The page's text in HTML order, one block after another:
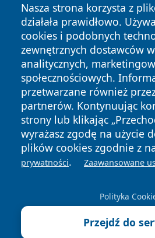
Nasza strona korzysta z
działała prawidłowo.
cookies i podobnych
zewnętrznych dostawców
analitycznych,
społecznościowych.
przetwarzane również
partnerów. Kontynuując
strony lub klikając
wyrażasz zgodę na użycie
plików cookies zgodnie z
prywatności. Zaawansowane
Polityka
Przejdź do
Copyright © 2026 tarnowskie24.pl
zastrzeżone.
News Autorzy
Polityka
Prywatności